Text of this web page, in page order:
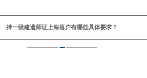
持一级建造师证上海落户有哪些具体要求？